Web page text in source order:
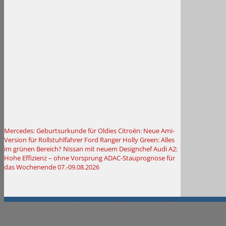
Mercedes: Geburtsurkunde für OldiesCitroën: Neue Ami-
Version für Rollstuhlfahrer Ford Ranger Holly Green: Alles
im grünen Bereich? Nissan mit neuem DesignchefAudi A2:
Hohe Effizienz – ohne VorsprungADAC-Stauprognose für
das Wochenende 07.-09.08.2026
© 2000–2026Autokiste®—Alle Rechte vorbehalten.